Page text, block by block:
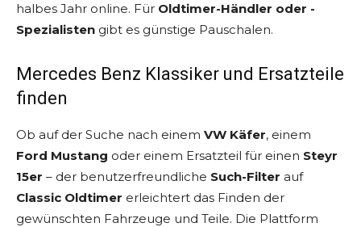
halbes Jahr online. Für Oldtimer-Händler oder -
Spezialisten gibt es günstige Pauschalen.
Mercedes Benz Klassiker und Ersatzteile
finden
Ob auf der Suche nach einem VW Käfer, einem
Ford Mustang oder einem Ersatzteil für einen Steyr
15er – der benutzerfreundliche Such-Filter auf
Classic Oldtimer erleichtert das Finden der
gewünschten Fahrzeuge und Teile. Die Plattform